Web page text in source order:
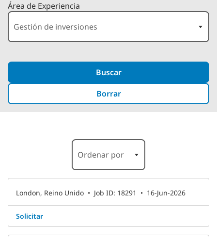
Área de Experiencia
Buscar
Borrar
Ordenar por
London, Reino Unido • Job ID: 18291 • 16-Jun-2026
Solicitar